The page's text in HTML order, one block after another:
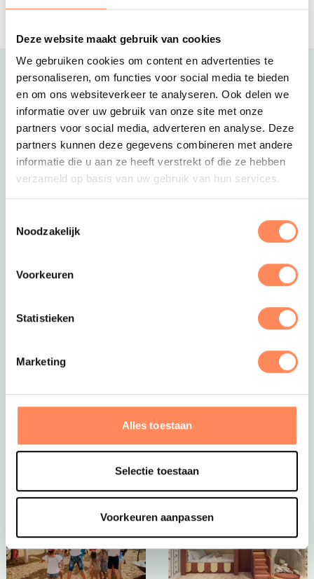
Deze website maakt gebruik van cookies
We gebruiken cookies om content en advertenties te
personaliseren, om functies voor social media te bieden
en om ons websiteverkeer te analyseren. Ook delen we
informatie over uw gebruik van onze site met onze
partners voor social media, adverteren en analyse. Deze
partners kunnen deze gegevens combineren met andere
informatie die u aan ze heeft verstrekt of die ze hebben
verzameld op basis van uw gebruik van hun services.
Noodzakelijk
Voorkeuren
Statistieken
Marketing
Alles toestaan
Selectie toestaan
Voorkeuren aanpassen
Uitgelicht
Dít is vakantie op z’n mooist!
eindeloos in de natuur, bouwen ze hutten, spetteren ze
Bekijk Huttopia de Roos